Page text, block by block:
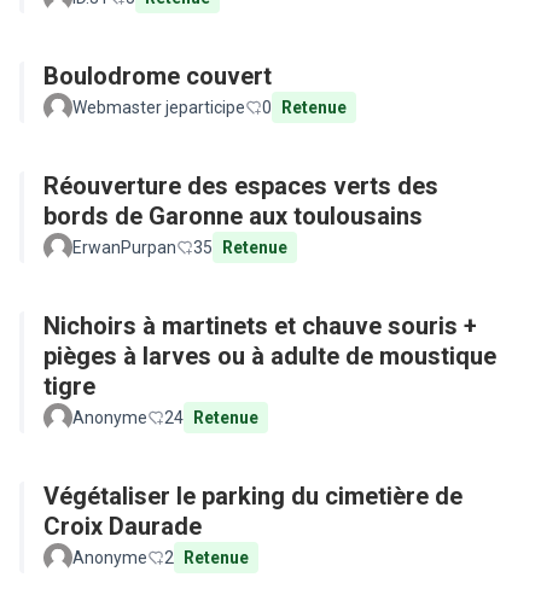
Boulodrome couvert
Webmaster jeparticipe 0 Retenue
Réouverture des espaces verts des
bords de Garonne aux toulousains
ErwanPurpan 35 Retenue
Nichoirs à martinets et chauve souris +
pièges à larves ou à adulte de moustique
tigre
Anonyme 24 Retenue
Végétaliser le parking du cimetière de
Croix Daurade
Anonyme 2 Retenue